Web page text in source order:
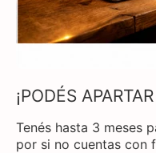
¡PODÉS
Tenés hasta 3 meses
por si no cuentas con